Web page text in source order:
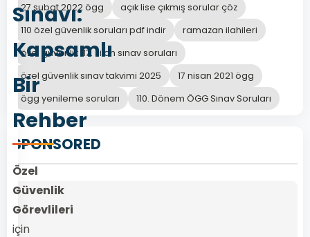
Sınavı:
Kapsamlı
Bir
Rehber
Özel
Güvenlik
Görevlileri
için
27 şubat 2022 ögg
açık lise çıkmış sorular çöz
110 özel güvenlik soruları pdf indir
ramazan ilahileri
özel güvenlik 117. silah sınav soruları
özel güvenlik sınav takvimi 2025
17 nisan 2021 ögg
ögg yenileme soruları
110. Dönem ÖGG Sınav Soruları
SPONSORED